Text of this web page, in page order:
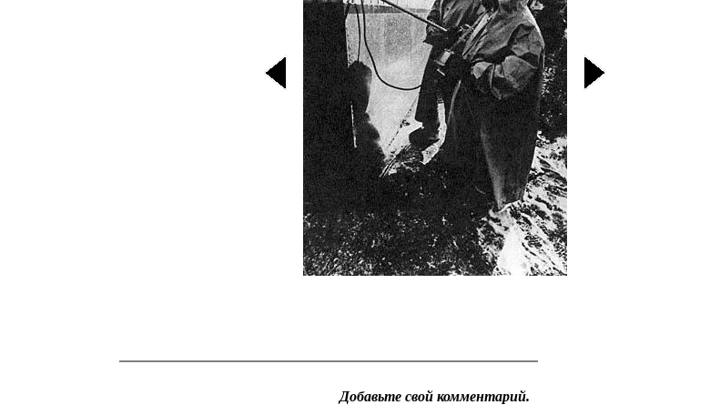
Добавьте свой комментарий.